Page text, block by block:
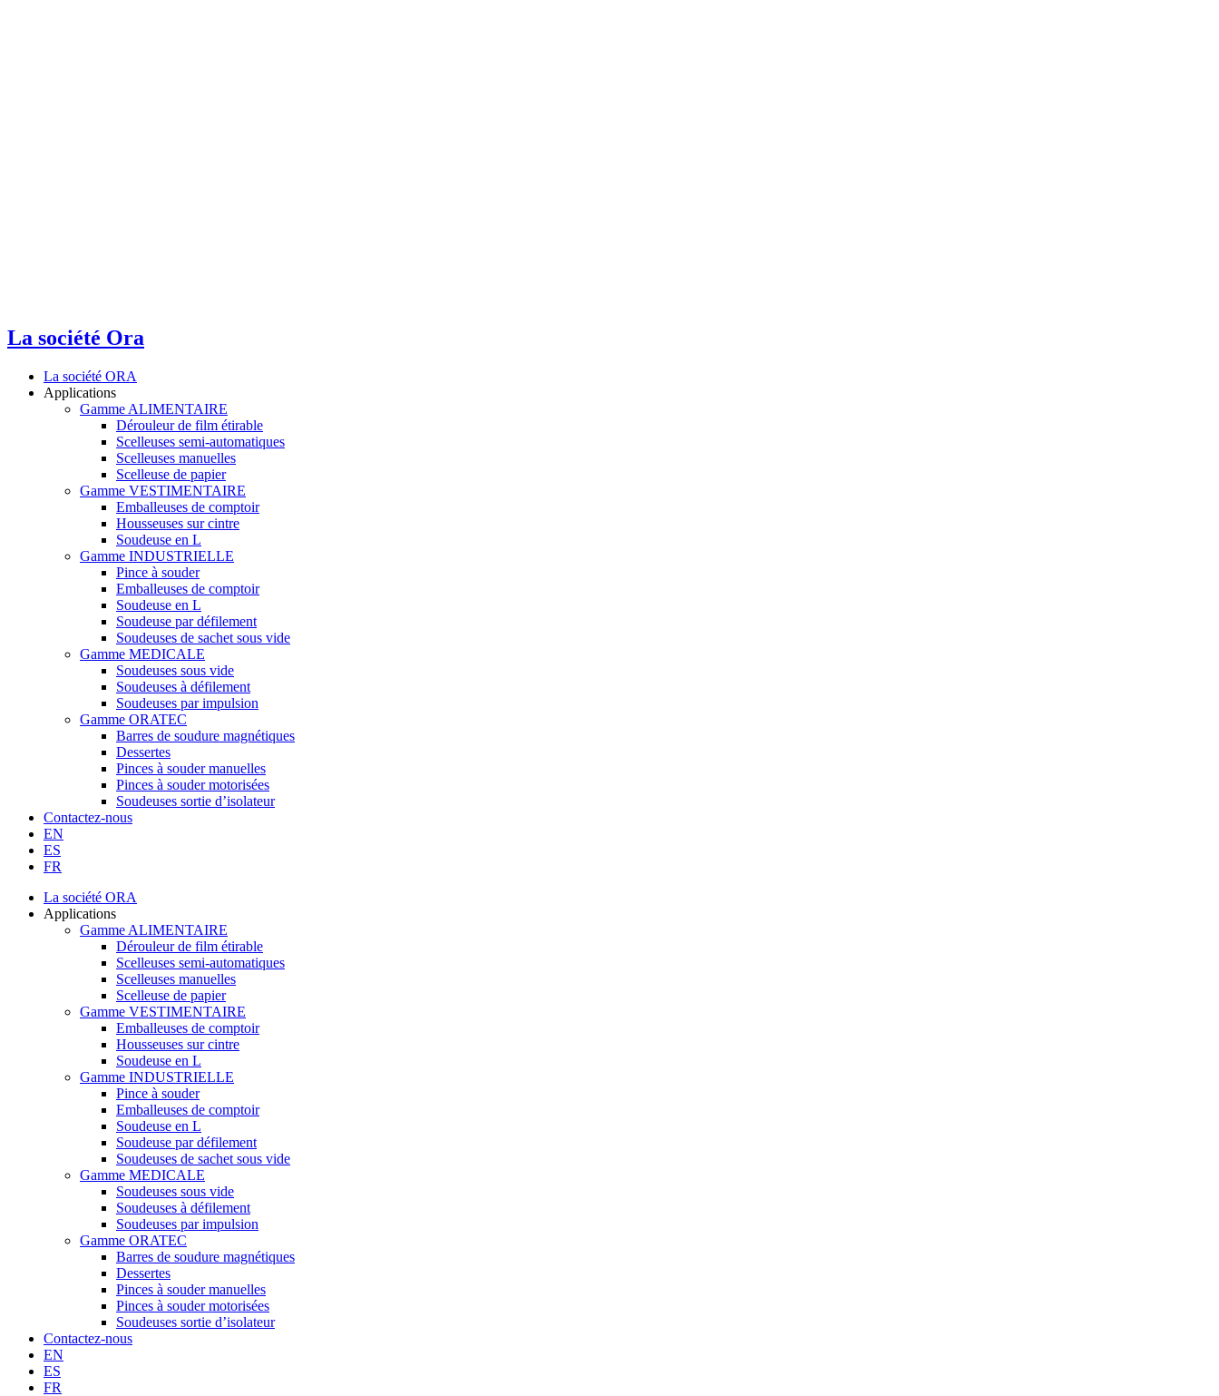
La société Ora
La société ORA
Applications
Gamme ALIMENTAIRE
Dérouleur de film étirable
Scelleuses semi-automatiques
Scelleuses manuelles
Scelleuse de papier
Gamme VESTIMENTAIRE
Emballeuses de comptoir
Housseuses sur cintre
Soudeuse en L
Gamme INDUSTRIELLE
Pince à souder
Emballeuses de comptoir
Soudeuse en L
Soudeuse par défilement
Soudeuses de sachet sous vide
Gamme MEDICALE
Soudeuses sous vide
Soudeuses à défilement
Soudeuses par impulsion
Gamme ORATEC
Barres de soudure magnétiques
Dessertes
Pinces à souder manuelles
Pinces à souder motorisées
Soudeuses sortie d’isolateur
Contactez-nous
EN
ES
FR
La société ORA
Applications
Gamme ALIMENTAIRE
Dérouleur de film étirable
Scelleuses semi-automatiques
Scelleuses manuelles
Scelleuse de papier
Gamme VESTIMENTAIRE
Emballeuses de comptoir
Housseuses sur cintre
Soudeuse en L
Gamme INDUSTRIELLE
Pince à souder
Emballeuses de comptoir
Soudeuse en L
Soudeuse par défilement
Soudeuses de sachet sous vide
Gamme MEDICALE
Soudeuses sous vide
Soudeuses à défilement
Soudeuses par impulsion
Gamme ORATEC
Barres de soudure magnétiques
Dessertes
Pinces à souder manuelles
Pinces à souder motorisées
Soudeuses sortie d’isolateur
Contactez-nous
EN
ES
FR